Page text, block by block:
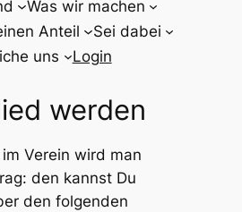
Was wir machen
Anteil
Sei dabei
uns
Login
werden
Verein wird man
den kannst Du
den folgenden